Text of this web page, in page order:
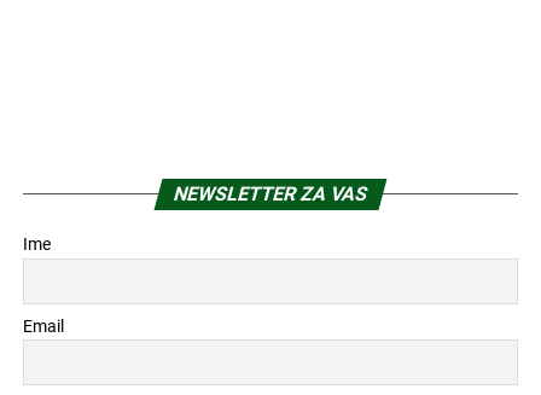
NEWSLETTER ZA VAS
Ime
Email